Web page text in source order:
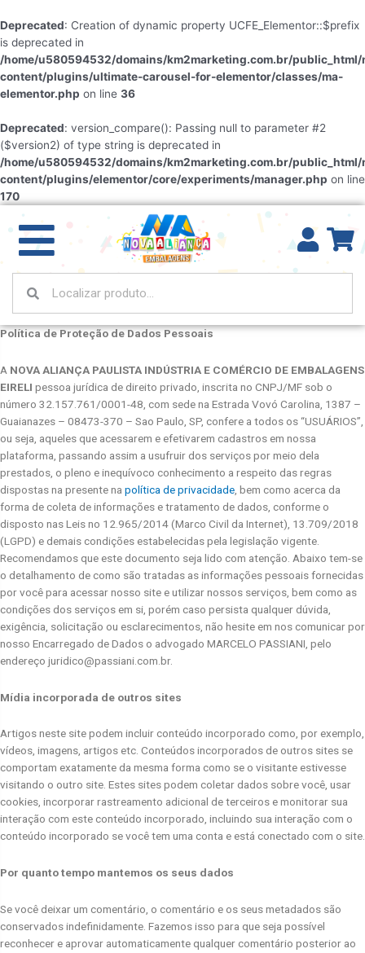
Deprecated: Creation of dynamic property UCFE_Elementor::$prefix
is deprecated in
/home/u580594532/domains/km2marketing.com.br/
content/plugins/ultimate-carousel-for-elementor/classes/ma-
elementor.php on line 36
Deprecated: version_compare(): Passing null to parameter #2
($version2) of type string is deprecated in
/home/u580594532/domains/km2marketing.com.br/
content/plugins/elementor/core/experiments/manager.php on line
170
Política de Proteção de Dados Pessoais
A NOVA ALIANÇA PAULISTA INDÚSTRIA E COMÉRCIO DE EMBALAGENS
EIRELI pessoa jurídica de direito privado, inscrita no CNPJ/MF sob o
número 32.157.761/0001-48, com sede na Estrada Vovó Carolina, 1387 –
Guaianazes – 08473-370 – Sao Paulo, SP, confere a todos os “USUÁRIOS”,
ou seja, aqueles que acessarem e efetivarem cadastros em nossa
plataforma, passando assim a usufruir dos serviços por meio dela
prestados, o pleno e inequívoco conhecimento a respeito das regras
dispostas na presente na política de privacidade , bem como acerca da
forma de coleta de informações e tratamento de dados, conforme o
disposto nas Leis no 12.965/2014 (Marco Civil da Internet), 13.709/2018
(LGPD) e demais condições estabelecidas pela legislação vigente.
Recomendamos que este documento seja lido com atenção. Abaixo tem-se
o detalhamento de como são tratadas as informações pessoais fornecidas
por você para acessar nosso site e utilizar nossos serviços, bem como as
condições dos serviços em si, porém caso persista qualquer dúvida,
exigência, solicitação ou esclarecimentos, não hesite em nos comunicar por
nosso Encarregado de Dados o advogado MARCELO PASSIANI, pelo
endereço juridico@passiani.com.br.
Mídia incorporada de outros sites
Artigos neste site podem incluir conteúdo incorporado como, por exemplo,
vídeos, imagens, artigos etc. Conteúdos incorporados de outros sites se
comportam exatamente da mesma forma como se o visitante estivesse
visitando o outro site. Estes sites podem coletar dados sobre você, usar
cookies, incorporar rastreamento adicional de terceiros e monitorar sua
interação com este conteúdo incorporado, incluindo sua interação com o
conteúdo incorporado se você tem uma conta e está conectado com o site.
Por quanto tempo mantemos os seus dados
Se você deixar um comentário, o comentário e os seus metadados são
conservados indefinidamente. Fazemos isso para que seja possível
reconhecer e aprovar automaticamente qualquer comentário posterior ao